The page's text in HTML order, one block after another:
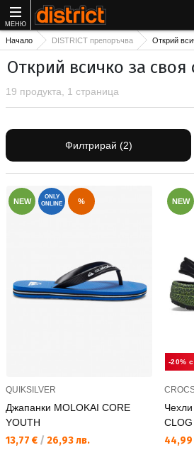
МЕНЮ
Начало DISTRICT препоръчва Открий
Открий всичко за своя
19 продукта, 1 страница
Филтрирай (2)
NEW
ONLY
ONLINE
%
QUIKSILVER
Джапанки MOLOKAI CORE
YOUTH
Текуща цена:
13,77 € / 26,93 лв.
NEW
-20% с
44,99